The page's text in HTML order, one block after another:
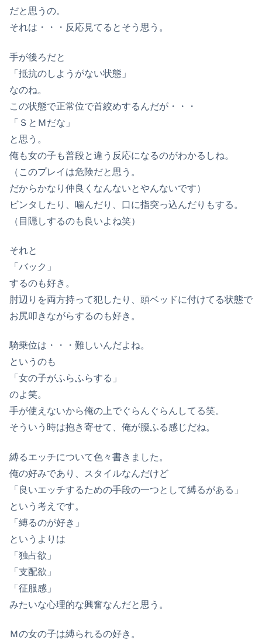
だと思うの。
それは・・・反応見てるとそう思う。
手が後ろだと
「抵抗のしようがない状態」
なのね。
この状態で正常位で首絞めするんだが・・・
「ＳとＭだな」
と思う。
俺も女の子も普段と違う反応になるのがわかるしね。
（このプレイは危険だと思う。
だからかなり仲良くなんないとやんないです）
ビンタしたり、噛んだり、口に指突っ込んだりもする。
（目隠しするのも良いよね笑）
それと
「バック」
するのも好き。
肘辺りを両方持って犯したり、頭ベッドに付けてる状態で
お尻叩きながらするのも好き。
騎乗位は・・・難しいんだよね。
というのも
「女の子がふらふらする」
のよ笑。
手が使えないから俺の上でぐらんぐらんしてる笑。
そういう時は抱き寄せて、俺が腰ふる感じだね。
縛るエッチについて色々書きました。
俺の好みであり、スタイルなんだけど
「良いエッチするための手段の一つとして縛るがある」
という考えです。
「縛るのが好き」
というよりは
「独占欲」
「支配欲」
「征服感」
みたいな心理的な興奮なんだと思う。
Ｍの女の子は縛られるの好き。